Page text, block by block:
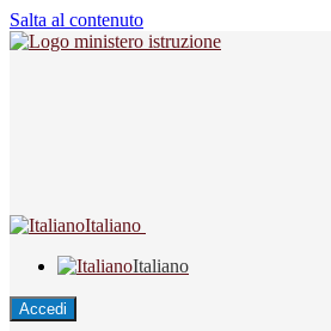
Salta al contenuto
Italiano
Italiano
Accedi